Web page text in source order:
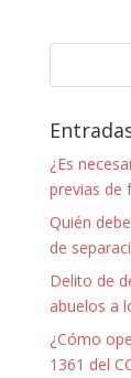
¿Es
previas de
Quién
de
Delito de
abuelos a
¿Cómo
1361 del